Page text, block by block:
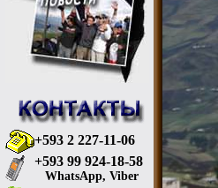
+593 2 227-11-06
+593 99 924-18-58
WhatsApp, Viber